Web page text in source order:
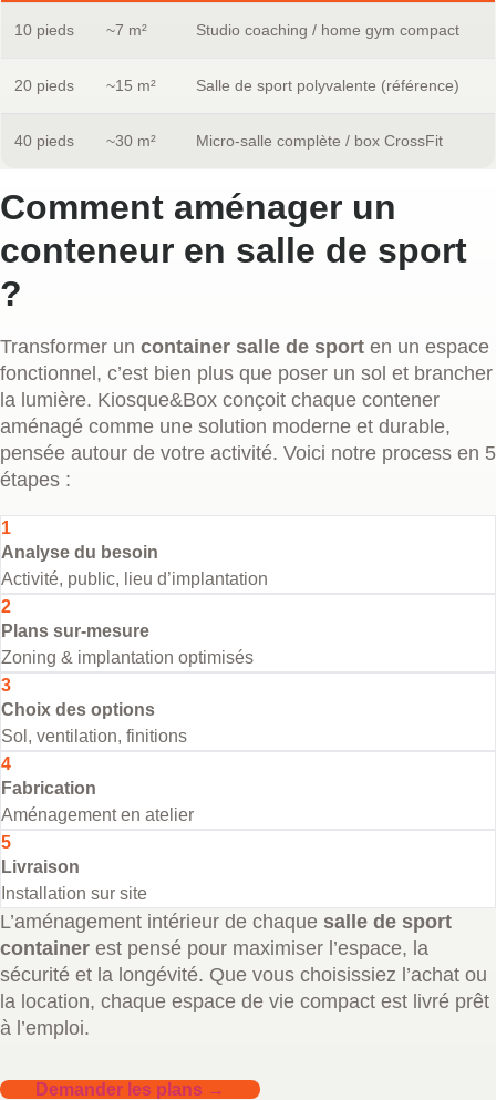
10 pieds ~7 m² Studio coaching / home gym compact
20 pieds ~15 m² Salle de sport polyvalente (référence)
40 pieds ~30 m² Micro-salle complète / box CrossFit
Comment aménager un
conteneur en salle de sport
?
Transformer un container salle de sport en un espace
fonctionnel, c’est bien plus que poser un sol et brancher
la lumière. Kiosque&Box conçoit chaque contener
aménagé comme une solution moderne et durable,
pensée autour de votre activité. Voici notre process en 5
étapes :
1
Analyse du besoin
Activité, public, lieu d’implantation
2
Plans sur-mesure
Zoning & implantation optimisés
3
Choix des options
Sol, ventilation, finitions
4
Fabrication
Aménagement en atelier
5
Livraison
Installation sur site
L’aménagement intérieur de chaque salle de sport
container est pensé pour maximiser l’espace, la
sécurité et la longévité. Que vous choisissiez l’achat ou
la location, chaque espace de vie compact est livré prêt
à l’emploi.
Demander les plans →